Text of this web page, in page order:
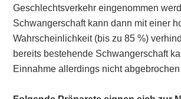
Geschlechtsverkehr eingenommen
Schwangerschaft kann dann mit einer
Wahrscheinlichkeit (bis zu 85 %)
bereits bestehende Schwangerschaft
Einnahme allerdings nicht